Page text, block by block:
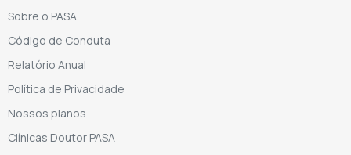
Sobre o PASA
Código de Conduta
Relatório Anual
Política de Privacidade
Nossos planos
Clínicas Doutor PASA